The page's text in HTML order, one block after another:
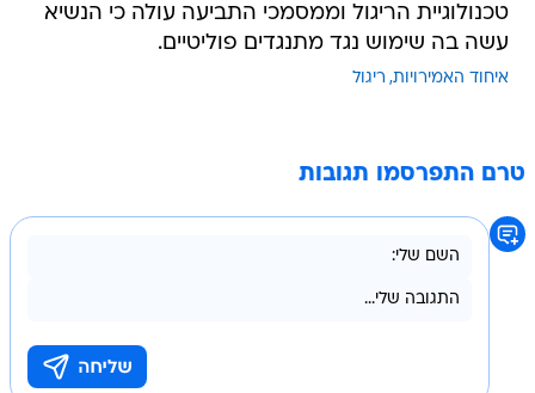
טכנולוגיית הריגול וממסמכי התביעה עולה כי הנשיא
עשה בה שימוש נגד מתנגדים פוליטיים.
איחוד האמירויות ריגול
טרם התפרסמו תגובות